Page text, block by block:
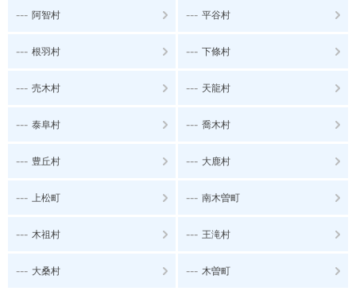
--- 阿智村 --- 平谷村
--- 根羽村 --- 下條村
--- 売木村 --- 天龍村
--- 泰阜村 --- 喬木村
--- 豊丘村 --- 大鹿村
--- 上松町 --- 南木曽町
--- 木祖村 --- 王滝村
--- 大桑村 --- 木曽町